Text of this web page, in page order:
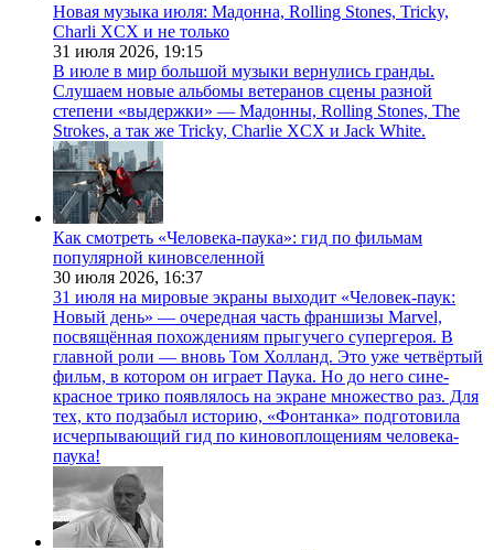
Новая музыка июля: Мадонна, Rolling Stones, Tricky,
Charli XCX и не только
31 июля 2026, 19:15
В июле в мир большой музыки вернулись гранды.
Слушаем новые альбомы ветеранов сцены разной
степени «выдержки» — Мадонны, Rolling Stones, The
Strokes, а так же Tricky, Charlie XCX и Jack White.
Как смотреть «Человека-паука»: гид по фильмам
популярной киновселенной
30 июля 2026, 16:37
31 июля на мировые экраны выходит «Человек-паук:
Новый день» — очередная часть франшизы Marvel,
посвящённая похождениям прыгучего супергероя. В
главной роли — вновь Том Холланд. Это уже четвёртый
фильм, в котором он играет Паука. Но до него сине-
красное трико появлялось на экране множество раз. Для
тех, кто подзабыл историю, «Фонтанка» подготовила
исчерпывающий гид по киновоплощениям человека-
паука!